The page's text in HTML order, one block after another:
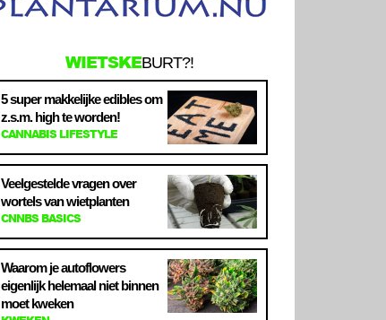
WIETSKEBURT?!
5 super makkelijke edibles om
z.s.m. high te worden!
CANNABIS LIFESTYLE
Veelgestelde vragen over
wortels van wietplanten
CNNBS BASICS
Waarom je autoflowers
eigenlijk helemaal niet binnen
moet kweken